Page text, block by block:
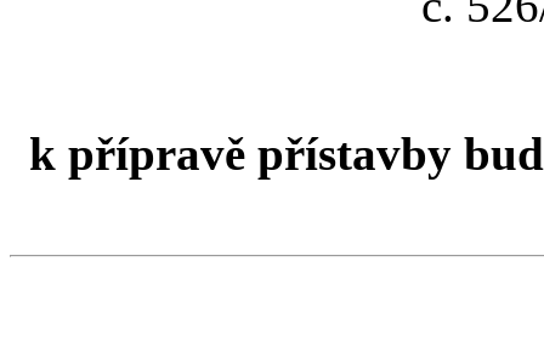
k přípravě přístavby